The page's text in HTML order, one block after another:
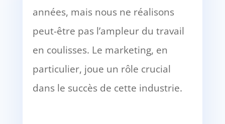
années, mais nous ne réalisons
peut-être pas l’ampleur du travail
en coulisses. Le marketing, en
particulier, joue un rôle crucial
dans le succès de cette industrie.